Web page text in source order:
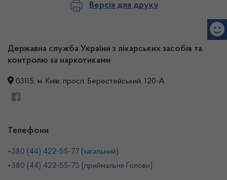
Версія для друку
Державна служба України з лікарських засобів та
контролю за наркотиками
03115, м. Київ, просп. Берестейський, 120-А
Телефони
+380 (44) 422-55-77 (загальний)
+380 (44) 422-55-73 (приймальня Голови)